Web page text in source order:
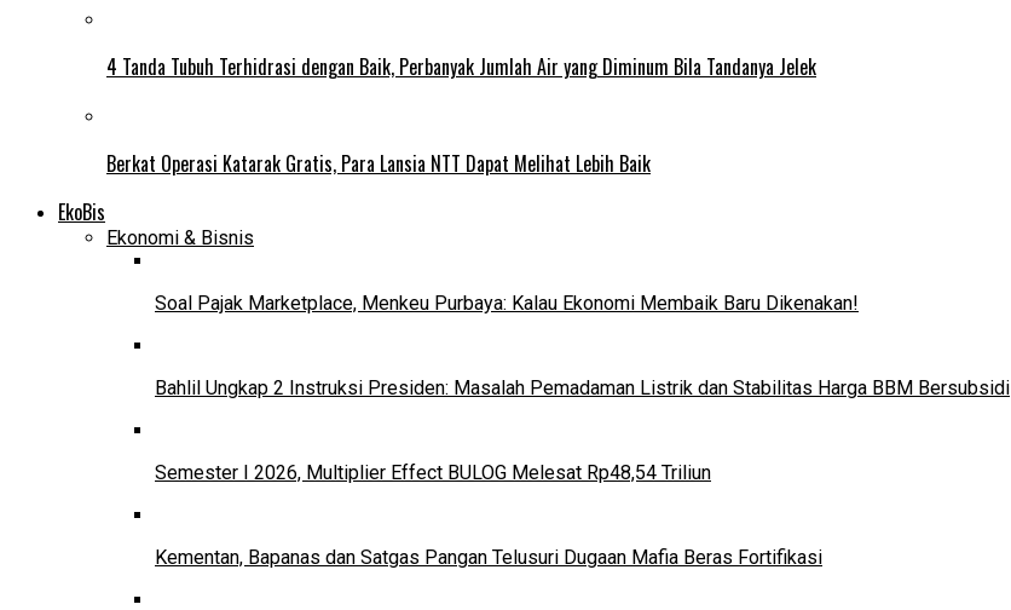
4 Tanda Tubuh Terhidrasi dengan Baik, Perbanyak Jumlah Air yang Diminum Bila Tandanya Jelek
Berkat Operasi Katarak Gratis, Para Lansia NTT Dapat Melihat Lebih Baik
EkoBis
Ekonomi & Bisnis
Soal Pajak Marketplace, Menkeu Purbaya: Kalau Ekonomi Membaik Baru Dikenakan!
Bahlil Ungkap 2 Instruksi Presiden: Masalah Pemadaman Listrik dan Stabilitas Harga BBM Bersubsidi
Semester I 2026, Multiplier Effect BULOG Melesat Rp48,54 Triliun
Kementan, Bapanas dan Satgas Pangan Telusuri Dugaan Mafia Beras Fortifikasi